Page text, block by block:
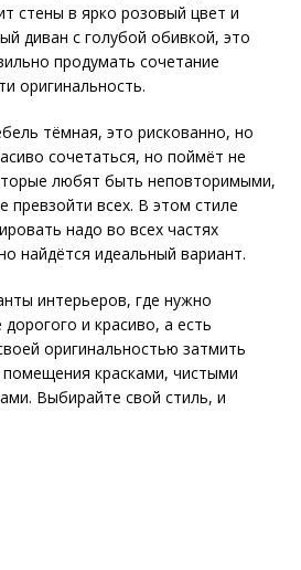
стены в ярко розовый цвет и
диван с голубой обивкой, это
продумать сочетание
оригинальность.
тёмная, это рискованно, но
сочетаться, но поймёт не
любят быть неповторимыми,
превзойти всех. В этом стиле
надо во всех частях
найдётся идеальный вариант.
интерьеров, где нужно
и красиво, а есть
оригинальностью затмить
помещения красками, чистыми
Выбирайте свой стиль, и